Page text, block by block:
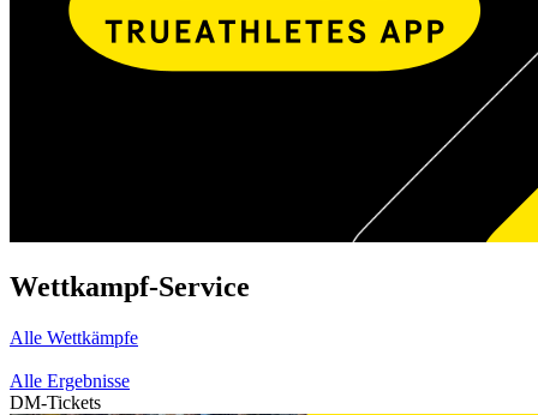
Wettkampf-Service
Alle Wettkämpfe
Alle Ergebnisse
DM-Tickets